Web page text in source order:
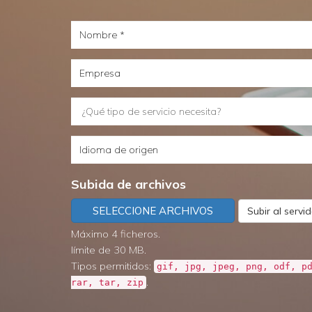
Nombre
Empresa
¿Qué
tipo
de
necesita?
Idioma
de
origen
Subida de archivos
SELECCIONE ARCHIVOS
Subir al
Máximo 4 ficheros.
límite de 30 MB.
Tipos permitidos: gif, jpg, jpeg, png, odf,
rar, tar, zip .